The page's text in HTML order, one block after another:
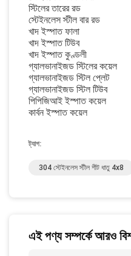
স্টিলের তারের রড
স্টেইনলেস স্টীল বার রড
খাদ ইস্পাত ফালা
খাদ ইস্পাত টিউব
খাদ ইস্পাত কুণ্ডলী
গ্যালভানাইজড স্টিলের কয়েল
গ্যালভানাইজড স্টিল প্লেট
গ্যালভানাইজড স্টিল টিউব
পিপিজিআই ইস্পাত কয়েল
কার্বন ইস্পাত কয়েল
ট্যাগ:
304 স্টেইনলেস স্টীল শীট ধাতু 4x8
এই পণ্য সম্পর্কে আরও